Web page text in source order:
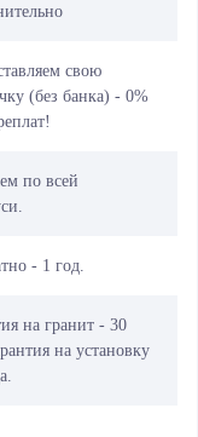
свою
(без банка) - 0%
по всей
- 1 год.
на гранит - 30
на установку